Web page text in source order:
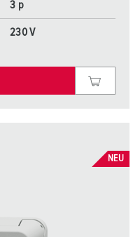
3 p
230 V
NEU